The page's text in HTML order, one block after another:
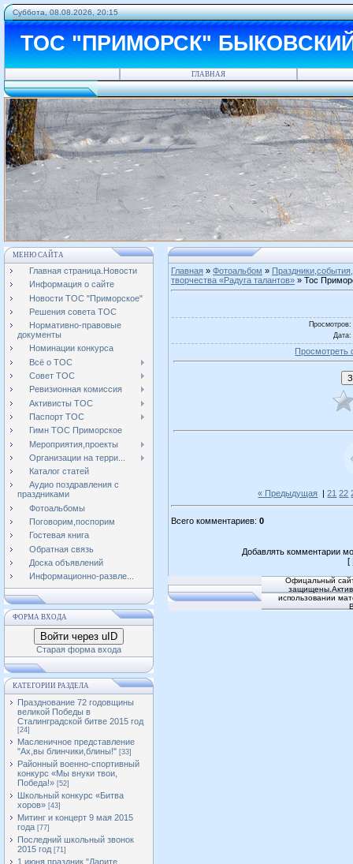
Суббота, 08.08.2026, 20:15
ТОС "ПРИМОРСК"
ГЛАВНАЯ
МЕНЮ САЙТА
Главная страница.Новости
Информация о сайте
Новости ТОС "Приморское"
Решения совета ТОС
Нормативно-правовые
документы
Номинации конкурса
Всё о ТОС
Совет ТОС
Ревизионная комиссия
Активисты ТОС
Паспорт ТОС
Гимн ТОС Приморское
Мероприятия,проекты
Организации на терри...
Каталог статей
Аудио поздравления с
праздниками
Фотоальбомы
Поговорим,поспорим
Гостевая книга
Обратная связь
Доска объявлений
Информационно-развле...
ФОРМА ВХОДА
Войти через uID
Старая форма входа
КАТЕГОРИИ РАЗДЕЛА
Празднование 72 годовщины
великой Победы в
Сталинградской битве 2015 год
[24]
Масленичное представление
"Ах,вы блинчики,блины!" [33]
Районный военно-спортивный
конкурс «Мы внуки твои,
Победа!» [52]
Школьный конкурс «Битва
хоров» [43]
Митинг и концерт 9 мая 2015
года [77]
Последний школьный звонок
2015 год [71]
1 июня праздник "Дарите
Главная » Фотоальбом »
творчества «Радуга талантов» » Тос
Просмотров:
Дата:
Просмотреть
« Предыдущая |21 22
Всего комментариев: 0
Добавлять комментарии
[
Офицальный
использовании